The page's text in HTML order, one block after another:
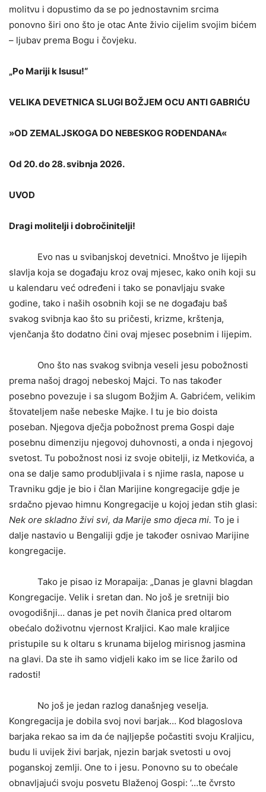
molitvu i dopustimo da se po jednostavnim srcima
ponovno širi ono što je otac Ante živio cijelim svojim bićem
– ljubav prema Bogu i čovjeku.
„Po Mariji k Isusu!“
VELIKA DEVETNICA SLUGI BOŽJEM OCU ANTI GABRIĆU
»OD ZEMALJSKOGA DO NEBESKOG ROĐENDANA«
Od 20. do 28. svibnja 2026.
UVOD
Dragi molitelji i dobročinitelji!
Evo nas u svibanjskoj devetnici. Mnoštvo je lijepih
slavlja koja se događaju kroz ovaj mjesec, kako onih koji su
u kalendaru već određeni i tako se ponavljaju svake
godine, tako i naših osobnih koji se ne događaju baš
svakog svibnja kao što su pričesti, krizme, krštenja,
vjenčanja što dodatno čini ovaj mjesec posebnim i lijepim.
Ono što nas svakog svibnja veseli jesu pobožnosti
prema našoj dragoj nebeskoj Majci. To nas također
posebno povezuje i sa slugom Božjim A. Gabrićem, velikim
štovateljem naše nebeske Majke. I tu je bio doista
poseban. Njegova dječja pobožnost prema Gospi daje
posebnu dimenziju njegovoj duhovnosti, a onda i njegovoj
svetost. Tu pobožnost nosi iz svoje obitelji, iz Metkovića, a
ona se dalje samo produbljivala i s njime rasla, napose u
Travniku gdje je bio i član Marijine kongregacije gdje je
srdačno pjevao himnu Kongregacije u kojoj jedan stih glasi:
Nek ore skladno živi svi, da Marije smo djeca mi. To je i
dalje nastavio u Bengaliji gdje je također osnivao Marijine
kongregacije.
Tako je pisao iz Morapaija: „Danas je glavni blagdan
Kongregacije. Velik i sretan dan. No još je sretniji bio
ovogodišnji… danas je pet novih članica pred oltarom
obećalo doživotnu vjernost Kraljici. Kao male kraljice
pristupile su k oltaru s krunama bijelog mirisnog jasmina
na glavi. Da ste ih samo vidjeli kako im se lice žarilo od
radosti!
No još je jedan razlog današnjeg veselja.
Kongregacija je dobila svoj novi barjak… Kod blagoslova
barjaka rekao sa im da će najljepše počastiti svoju Kraljicu,
budu li uvijek živi barjak, njezin barjak svetosti u ovoj
poganskoj zemlji. One to i jesu. Ponovno su to obećale
obnavljajući svoju posvetu Blaženoj Gospi: ‘…te čvrsto